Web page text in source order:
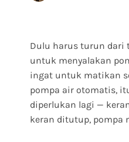
Dulu harus turun dari
untuk menyalakan
ingat untuk matikan
pompa air otomatis,
diperlukan lagi —
keran ditutup, pompa